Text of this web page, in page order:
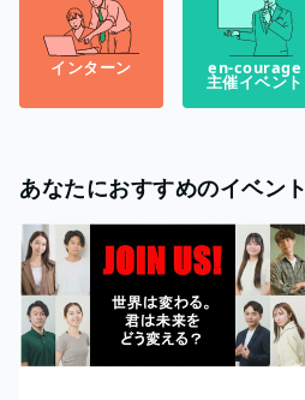
インターン en-courage
主催イベント
あなたにおすすめのイベント